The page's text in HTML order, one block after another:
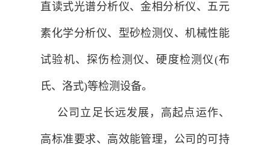
直读式光谱分析仪、金相分析仪、五元
素化学分析仪、型砂检测仪、机械性能
试验机、探伤检测仪、硬度检测仪(布
氏、洛式)等检测设备。
公司立足长远发展，高起点运作、
高标准要求、高效能管理，公司的可持